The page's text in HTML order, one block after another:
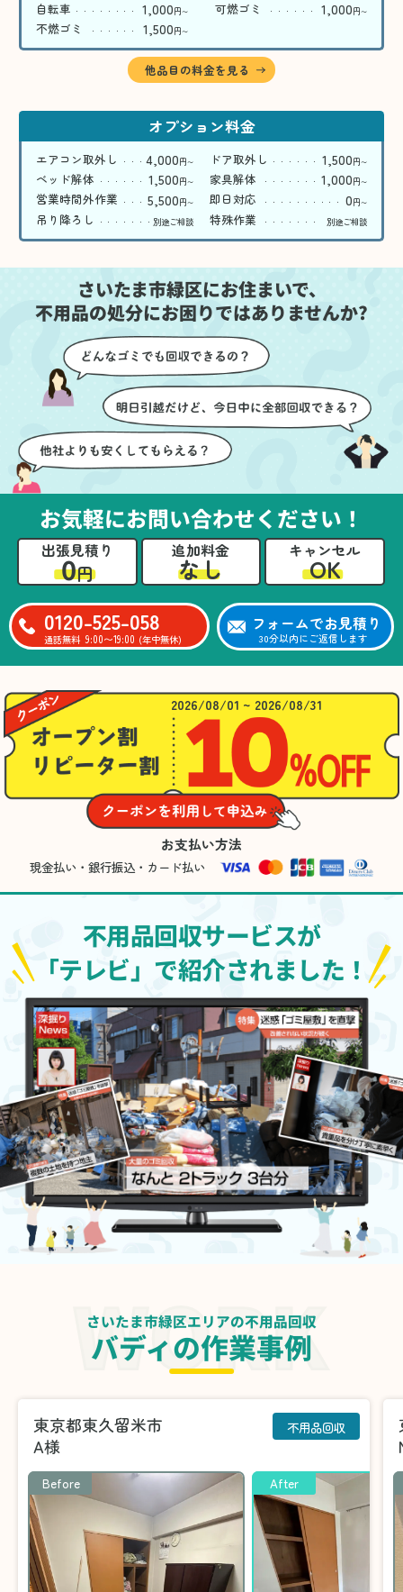
自転車 1,000円〜 可燃ゴミ 1,000円〜
不燃ゴミ 1,500円〜
他品目の料金を見る
オプション料金
エアコン取外し 4,000円〜 ドア取外し 1,500円〜
ベッド解体 1,500円〜 家具解体 1,000円〜
営業時間外作業 5,500円〜 即日対応 0円〜
吊り降ろし 別途ご相談 特殊作業 別途ご相談
さいたま市緑区にお住まいで、
不用品の処分にお困りではありませんか?
お気軽にお問い合わせください！
出張見積り
0円
追加料金
なし
キャンセル
OK
0120-525-058
通話無料 9:00〜19:00 (年中無休)
フォームでお見積り
30分以内にご返信します
2026/08/01 ~ 2026/08/31
お支払い方法
現金払い・銀行振込・カード払い
不用品回収サービスが
「テレビ」で紹介されました！
さいたま市緑区エリアの不用品回収
バディの作業事例
東京都東久留米市
A様
不用品回収
Before After